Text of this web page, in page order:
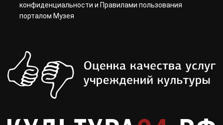
конфиденциальности и Правилами пользования
порталом Музея